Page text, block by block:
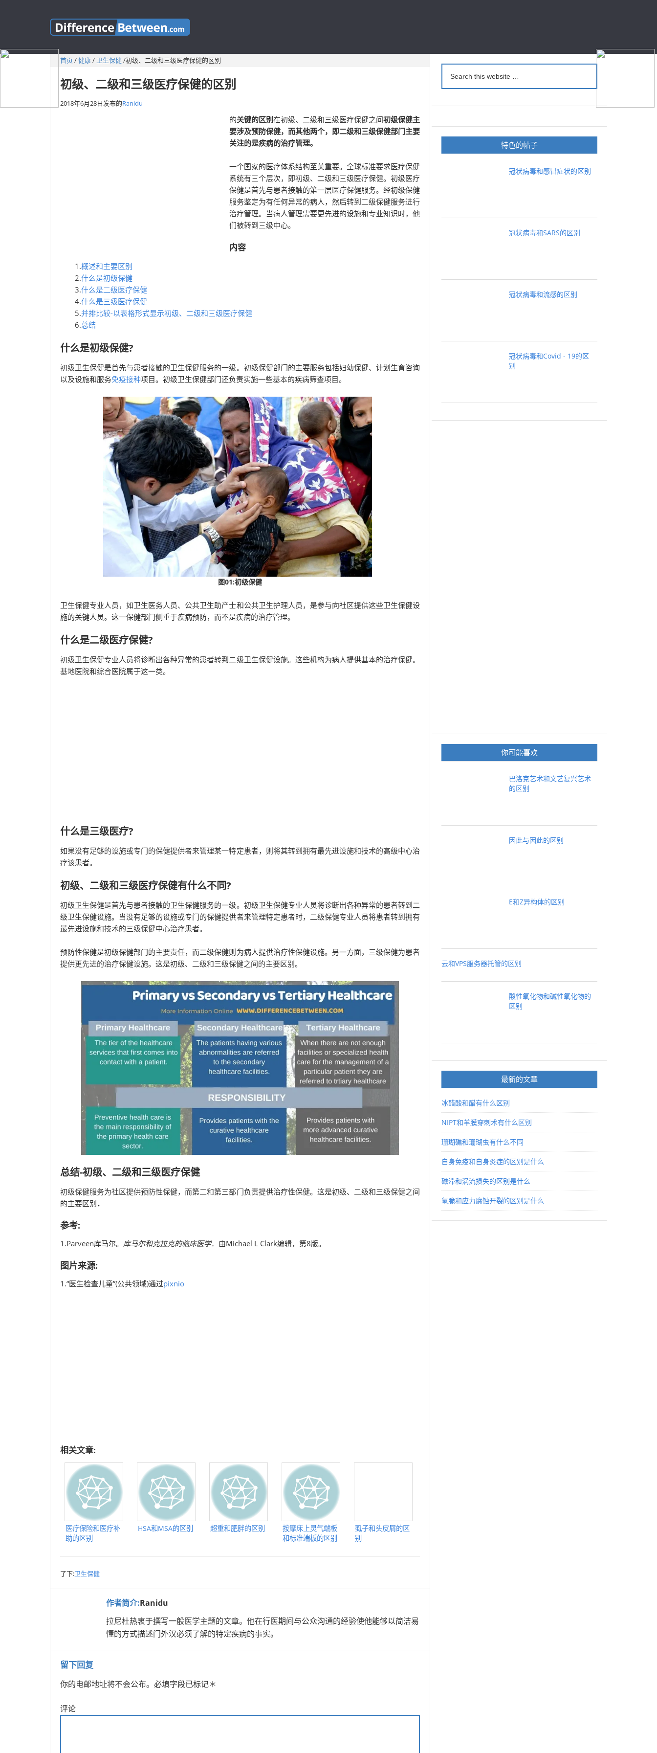
首页/健康/ 卫生保健/初级、二级和三级医疗保健的区别
初级、二级和三级医疗保健的区别
2018年6月28日发布的Ranidu
的关键的区别 在初级、二级和三级医疗保健之间初级保健主
要涉及预防保健，而其他两个，即二级和三级保健部门主要
关注的是疾病的治疗管理。
一个国家的医疗体系结构至关重要。全球标准要求医疗保健
系统有三个层次，即初级、二级和三级医疗保健。初级医疗
保健是首先与患者接触的第一层医疗保健服务。经初级保健
服务鉴定为有任何异常的病人，然后转到二级保健服务进行
治疗管理。当病人管理需要更先进的设施和专业知识时，他
们被转到三级中心。
内容
1.概述和主要区别
2.什么是初级保健
3.什么是二级医疗保健
4.什么是三级医疗保健
5.并排比较-以表格形式显示初级、二级和三级医疗保健
6.总结
什么是初级保健?
初级卫生保健是首先与患者接触的卫生保健服务的一级。初级保健部门的主要服务包括妇幼保健、计划生育咨询
以及设施和服务免疫接种项目。初级卫生保健部门还负责实施一些基本的疾病筛查项目。
图01:初级保健
卫生保健专业人员，如卫生医务人员、公共卫生助产士和公共卫生护理人员，是参与向社区提供这些卫生保健设
施的关键人员。这一保健部门侧重于疾病预防，而不是疾病的治疗管理。
什么是二级医疗保健?
初级卫生保健专业人员将诊断出各种异常的患者转到二级卫生保健设施。这些机构为病人提供基本的治疗保健。
基地医院和综合医院属于这一类。
什么是三级医疗?
如果没有足够的设施或专门的保健提供者来管理某一特定患者，则将其转到拥有最先进设施和技术的高级中心治
疗该患者。
初级、二级和三级医疗保健有什么不同?
初级卫生保健是首先与患者接触的卫生保健服务的一级。初级卫生保健专业人员将诊断出各种异常的患者转到二
级卫生保健设施。当没有足够的设施或专门的保健提供者来管理特定患者时，二级保健专业人员将患者转到拥有
最先进设施和技术的三级保健中心治疗患者。
预防性保健是初级保健部门的主要责任，而二级保健则为病人提供治疗性保健设施。另一方面，三级保健为患者
提供更先进的治疗保健设施。这是初级、二级和三级保健之间的主要区别。
总结-初级、二级和三级医疗保健
初级保健服务为社区提供预防性保健，而第二和第三部门负责提供治疗性保健。这是初级、二级和三级保健之间
的主要区别．
参考:
1.Parveen库马尔。 库马尔和克拉克的临床医学．由Michael L Clark编辑，第8版。
图片来源:
1.“医生检查儿童”(公共领域)通过pixnio
相关文章:
医疗保险和医疗补
助的区别
HSA和MSA的区别 超重和肥胖的区别
按摩床上灵气端板
和标准端板的区别
虱子和头皮屑的区
别
了下:卫生保健
作者简介:Ranidu
拉尼杜热衷于撰写一般医学主题的文章。他在行医期间与公众沟通的经验使他能够以简洁易
懂的方式描述门外汉必须了解的特定疾病的事实。
留下回复
你的电邮地址将不会公布。 必填字段已标记＊
评论
特色的帖子
冠状病毒和感冒症状的区别
冠状病毒和SARS的区别
冠状病毒和流感的区别
冠状病毒和Covid - 19的区
别
你可能喜欢
巴洛克艺术和文艺复兴艺术
的区别
因此与因此的区别
E和Z异构体的区别
云和VPS服务器托管的区别
酸性氧化物和碱性氧化物的
区别
最新的文章
冰醋酸和醋有什么区别
NIPT和羊膜穿刺术有什么区别
珊瑚礁和珊瑚虫有什么不同
自身免疫和自身炎症的区别是什么
磁滞和涡流损失的区别是什么
氢脆和应力腐蚀开裂的区别是什么